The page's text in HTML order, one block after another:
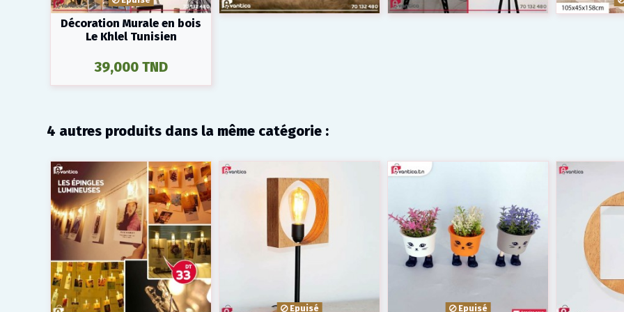
Décoration Murale en bois
Le Khlel Tunisien
39,000 TND
4 autres produits dans la même catégorie :
Epuisé Epuisé